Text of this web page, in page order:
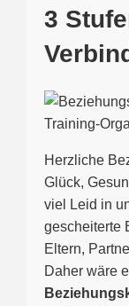
3
Herzliche
Glück,
viel Leid in
gescheiterte
Eltern,
Daher wäre